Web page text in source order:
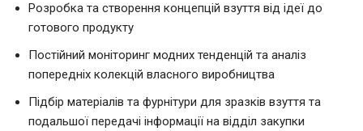
Розробка та створення концепцій взуття від ідеї до
готового продукту
Постійний моніторинг модних тенденцій та аналіз
попередніх колекцій власного виробництва
Підбір матеріалів та фурнітури для зразків взуття та
подальшої передачі інформації на відділ закупки